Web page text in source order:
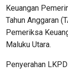
Keuangan
Tahun Anggaran
Pemeriksa
Maluku Utara.
Penyerahan